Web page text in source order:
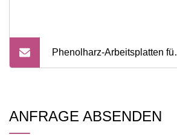
Phenolharz-Arbeitsplatten für
ANFRAGE ABSENDEN